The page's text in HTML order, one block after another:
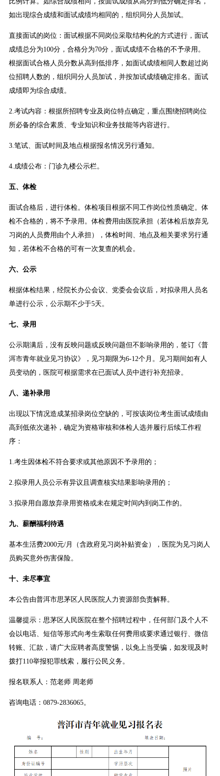
如出现综合成绩和面试成绩均相同的，组织同分人员加试。
直接面试的岗位：面试根据不同岗位采取结构化的方式进行，面试
成绩总分为100分，合格分为70分，面试成绩不合格的不予录用。
根据面试合格人员分数从高到低排序，如面试成绩相同人数超过岗
位招聘人数的，组织同分人员加试，并按加试成绩确定排名。面试
成绩即为综合成绩。
2.考试内容：根据所招聘专业及岗位特点确定，重点围绕招聘岗位
所必备的综合素质、专业知识和业务技能等内容进行。
3.笔试、面试时间及地点根据报名情况另行通知。
4.成绩公布：门诊九楼公示栏。
五、体检
面试合格后，进行体检。体检项目根据不同工作岗位性质确定。体
检不合格的，将不予录用。体检费用由医院承担（若体检后放弃见
习岗的人员费用由个人承担），体检时间、地点及相关要求另行通
知，若体检不合格的可有一次复查的机会。
六、公示
根据体检结果，经院长办公会议、党委会会议后，对拟录用人员名
单进行公示，公示期不少于5天。
七、录用
公示期满后，没有反映问题或反映问题但不影响录用的，签订《普
洱市青年就业见习协议》，见习期限为6-12个月。见习期间如有人
员变动的，医院可根据需求在已面试人员中进行补充招录。
八、递补录用
出现以下情况造成某招录岗位空缺的，可按该岗位考生面试成绩由
高到低依次递补，确定为资格审核和体检人选并履行后续工作程
序：
1.考生因体检不符合要求或其他原因不予录用的；
2.拟录用人员公示有异议且调查核实结果影响录用的；
3.拟录用自愿放弃录用资格或未在规定时间内到岗工作的。
九、薪酬福利待遇
基本生活费2000元/月（含政府见习岗补贴资金），医院为见习岗人
员购买意外伤害保险。
十、未尽事宜
本公告由普洱市思茅区人民医院人力资源部负责解释。
温馨提示：思茅区人民医院在整个招聘过程中，任何部门及个人不
会以电话、短信等形式向考生索取任何费用或要求通过银行、微信
转账、汇款，请广大应聘者高度警惕，以免上当受骗，如发现及时
拨打110举报犯罪线索，履行公民义务。
报名联系人：范老师 周老师
咨询电话：0879-2836065。